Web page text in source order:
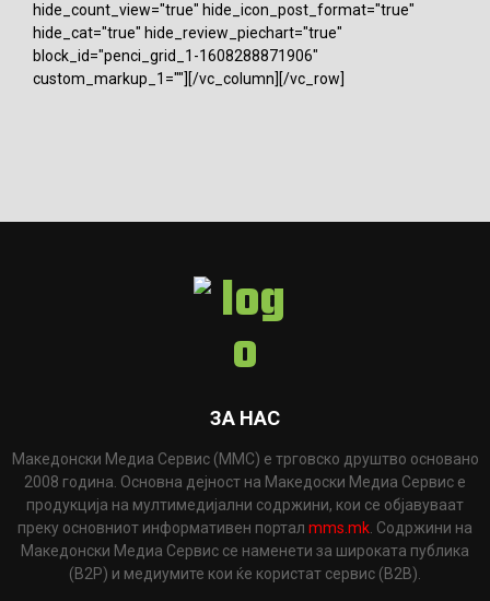
hide_count_view="true" hide_icon_post_format="true"
hide_cat="true" hide_review_piechart="true"
block_id="penci_grid_1-1608288871906"
custom_markup_1=""][/vc_column][/vc_row]
ЗА НАС
Македонски Медиа Сервис (ММС) е трговско друштво основано
2008 година. Основна дејност на Македоски Медиа Сервис е
продукција на мултимедијални содржини, кои се објавуваат
преку основниот информативен портал mms.mk . Содржини на
Македонски Медиа Сервис се наменети за широката публика
(B2P) и медиумите кои ќе користат сервис (B2B).